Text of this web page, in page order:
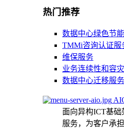
热门推荐
数据中心绿色节能
TMMi咨询认证服
维保服务
业务连续性和容灾
数据中心迁移服务
面向异构ICT基
服务，为客户承